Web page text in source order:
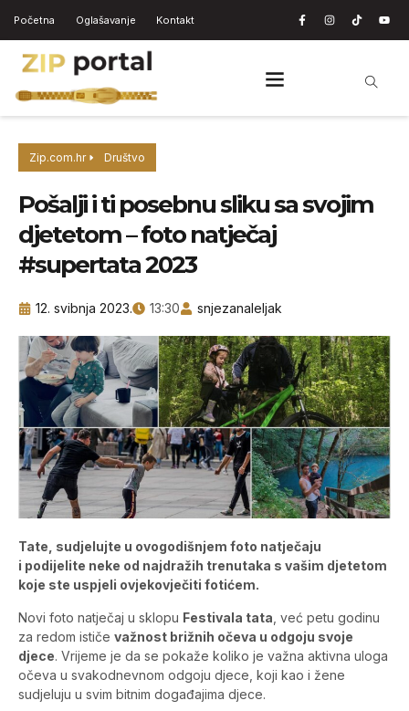
Početna Oglašavanje Kontakt
Zip.com.hr Društvo
Pošalji i ti posebnu sliku sa svojim
djetetom – foto natječaj
#supertata 2023
12. svibnja 2023. 13:30 snjezanaleljak
Tate, sudjelujte u ovogodišnjem foto natječaju
i podijelite neke od najdražih trenutaka s vašim djetetom
koje ste uspjeli ovjekovječiti fotićem.
Novi foto natječaj u sklopu Festivala tata , već petu godinu
za redom ističe važnost brižnih očeva u odgoju svoje
djece. Vrijeme je da se pokaže koliko je važna aktivna uloga
očeva u svakodnevnom odgoju djece, koji kao i žene
sudjeluju u svim bitnim događajima djece.